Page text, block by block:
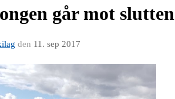
går mot slutten
den 11. sep 2017